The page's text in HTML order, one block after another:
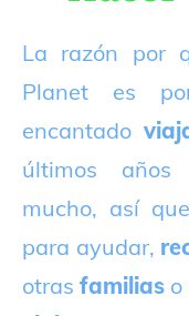
La razón por
Planet es
encantado
últimos
mucho, así
para ayudar,
otrasfamilias o